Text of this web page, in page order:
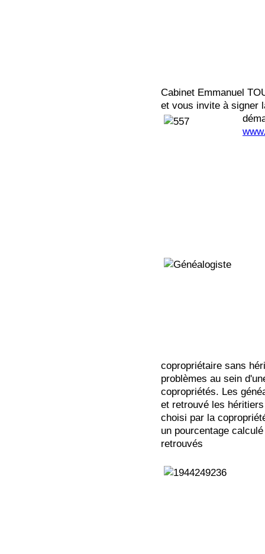
Cabinet Emmanuel
et vous invite à signer
copropriétaire sans
problèmes au sein
copropriétés. Les
et retrouvé les
choisi par la
un pourcentage
retrouvés